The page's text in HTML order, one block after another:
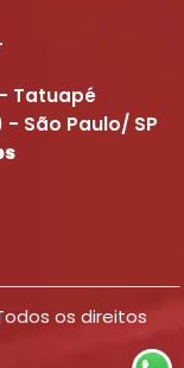
Tatuapé
São Paulo/ SP
os direitos